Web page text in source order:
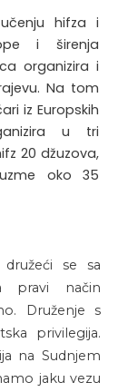
hifza i
i širenja
organizira i
Na tom
iz Europskih
u tri
20 džuzova,
oko 35
se sa
pravi način
Druženje s
privilegija.
na Sudnjem
jaku vezu